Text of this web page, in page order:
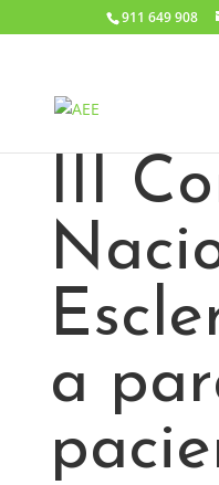
911 649 908
III
a